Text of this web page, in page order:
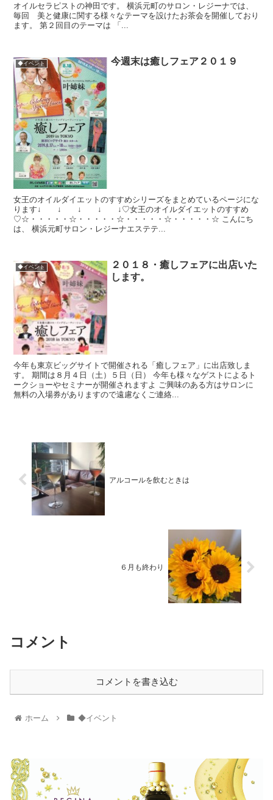
オイルセラピストの神田です。 横浜元町のサロン・レジーナでは、
毎回 美と健康に関する様々なテーマを設けたお茶会を開催しており
ます。 第２回目のテーマは 「...
◆イベント 今週末は癒しフェア２０１９
女王のオイルダイエットのすすめシリーズをまとめているページにな
ります↓ ↓ ↓ ↓ ↓♡女王のオイルダイエットのすすめ
♡☆・・・・・☆・・・・・☆・・・・・☆・・・・・☆ こんにち
は、 横浜元町サロン・レジーナエステテ...
◆イベント
２０１８・癒しフェアに出店いた
します。
今年も東京ビッグサイトで開催される「癒しフェア」に出店致しま
す。 期間は８月４日（土）５日（日） 今年も様々なゲストによるト
ークショーやセミナーが開催されますよ ご興味のある方はサロンに
無料の入場券がありますので遠慮なくご連絡...
アルコールを飲むときは
６月も終わり
コメント
コメントを書き込む
ホーム ◆イベント